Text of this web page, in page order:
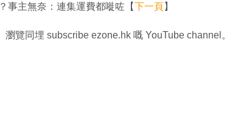
事主無奈：連集運費都嘥咗【下一頁】
瀏覽同埋 subscribe ezone.hk 嘅 YouTube channel。